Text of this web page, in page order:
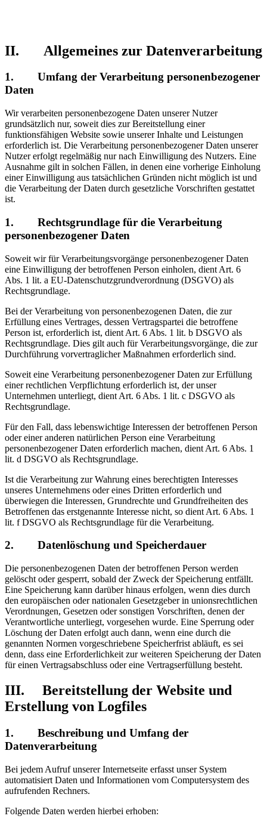
II. Allgemeines zur Datenverarbeitung
1. Umfang der Verarbeitung personenbezogener
Daten
Wir verarbeiten personenbezogene Daten unserer Nutzer
grundsätzlich nur, soweit dies zur Bereitstellung einer
funktionsfähigen Website sowie unserer Inhalte und Leistungen
erforderlich ist. Die Verarbeitung personenbezogener Daten unserer
Nutzer erfolgt regelmäßig nur nach Einwilligung des Nutzers. Eine
Ausnahme gilt in solchen Fällen, in denen eine vorherige Einholung
einer Einwilligung aus tatsächlichen Gründen nicht möglich ist und
die Verarbeitung der Daten durch gesetzliche Vorschriften gestattet
ist.
1. Rechtsgrundlage für die Verarbeitung
personenbezogener Daten
Soweit wir für Verarbeitungsvorgänge personenbezogener Daten
eine Einwilligung der betroffenen Person einholen, dient Art. 6
Abs. 1 lit. a EU-Datenschutzgrundverordnung (DSGVO) als
Rechtsgrundlage.
Bei der Verarbeitung von personenbezogenen Daten, die zur
Erfüllung eines Vertrages, dessen Vertragspartei die betroffene
Person ist, erforderlich ist, dient Art. 6 Abs. 1 lit. b DSGVO als
Rechtsgrundlage. Dies gilt auch für Verarbeitungsvorgänge, die zur
Durchführung vorvertraglicher Maßnahmen erforderlich sind.
Soweit eine Verarbeitung personenbezogener Daten zur Erfüllung
einer rechtlichen Verpflichtung erforderlich ist, der unser
Unternehmen unterliegt, dient Art. 6 Abs. 1 lit. c DSGVO als
Rechtsgrundlage.
Für den Fall, dass lebenswichtige Interessen der betroffenen Person
oder einer anderen natürlichen Person eine Verarbeitung
personenbezogener Daten erforderlich machen, dient Art. 6 Abs. 1
lit. d DSGVO als Rechtsgrundlage.
Ist die Verarbeitung zur Wahrung eines berechtigten Interesses
unseres Unternehmens oder eines Dritten erforderlich und
überwiegen die Interessen, Grundrechte und Grundfreiheiten des
Betroffenen das erstgenannte Interesse nicht, so dient Art. 6 Abs. 1
lit. f DSGVO als Rechtsgrundlage für die Verarbeitung.
2. Datenlöschung und Speicherdauer
Die personenbezogenen Daten der betroffenen Person werden
gelöscht oder gesperrt, sobald der Zweck der Speicherung entfällt.
Eine Speicherung kann darüber hinaus erfolgen, wenn dies durch
den europäischen oder nationalen Gesetzgeber in unionsrechtlichen
Verordnungen, Gesetzen oder sonstigen Vorschriften, denen der
Verantwortliche unterliegt, vorgesehen wurde. Eine Sperrung oder
Löschung der Daten erfolgt auch dann, wenn eine durch die
genannten Normen vorgeschriebene Speicherfrist abläuft, es sei
denn, dass eine Erforderlichkeit zur weiteren Speicherung der Daten
für einen Vertragsabschluss oder eine Vertragserfüllung besteht.
III. Bereitstellung der Website und
Erstellung von Logfiles
1. Beschreibung und Umfang der
Datenverarbeitung
Bei jedem Aufruf unserer Internetseite erfasst unser System
automatisiert Daten und Informationen vom Computersystem des
aufrufenden Rechners.
Folgende Daten werden hierbei erhoben: